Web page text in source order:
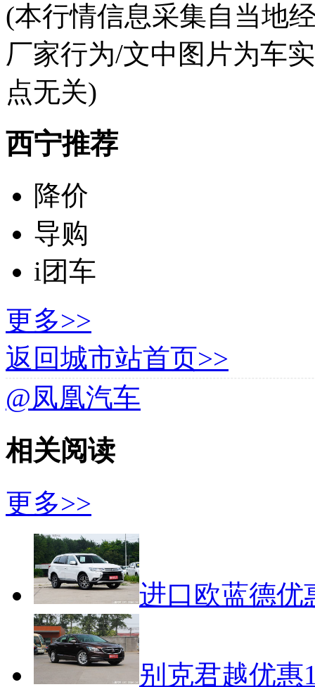
(本行情信息采集自当地
厂家行为/文中图片为车
点无关)
西宁推荐
降价
导购
i团车
更多>>
返回城市站首页>>
@凤凰汽车
相关阅读
更多>>
进口欧蓝德优
别克君越优惠